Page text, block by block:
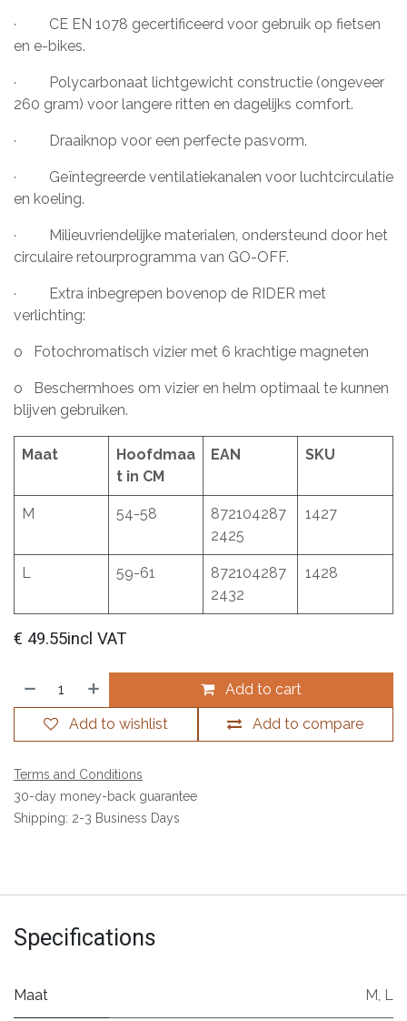
· CE EN 1078 gecertificeerd voor gebruik op fietsen
en e-bikes.
· Polycarbonaat lichtgewicht constructie (ongeveer
260 gram) voor langere ritten en dagelijks comfort.
· Draaiknop voor een perfecte pasvorm.
· Geïntegreerde ventilatiekanalen voor luchtcirculatie
en koeling.
· Milieuvriendelijke materialen, ondersteund door het
circulaire retourprogramma van GO-OFF.
· Extra inbegrepen bovenop de RIDER met
verlichting:
o Fotochromatisch vizier met 6 krachtige magneten
o Beschermhoes om vizier en helm optimaal te kunnen
blijven gebruiken.
Maat
Hoofdmaa
t in CM
EAN SKU
M 54-58
872104287
2425
1427
L 59-61
872104287
2432
1428
€ 49.55incl VAT
Add to cart
Add to compare
Add to wishlist
Terms and Conditions
30-day money-back guarantee
Shipping: 2-3 Business Days
Specifications
Maat M L